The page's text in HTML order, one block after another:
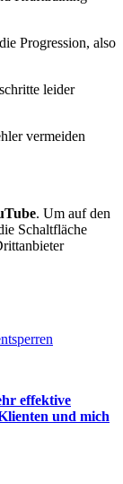
Progression, also
leider
vermeiden
. Um auf den
Schaltfläche
effektive
und mich